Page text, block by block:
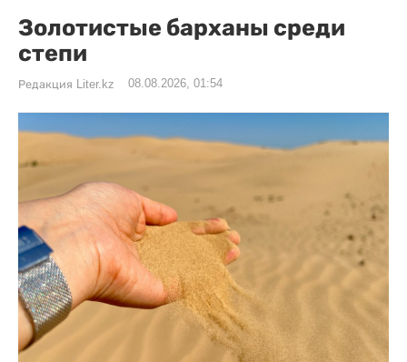
Золотистые барханы среди
степи
Редакция Liter.kz 08.08.2026, 01:54